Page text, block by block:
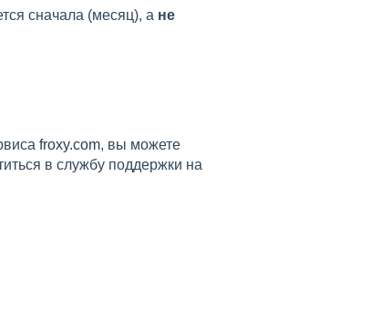
сначала (месяц), а не
froxy.com, вы можете
в службу поддержки на